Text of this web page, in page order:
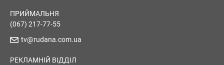
ПРИЙМАЛЬНЯ
(067) 217-77-55
tv@rudana.com.ua
РЕКЛАМНІЙ ВІДДІЛ